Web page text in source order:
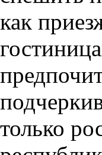
как
только